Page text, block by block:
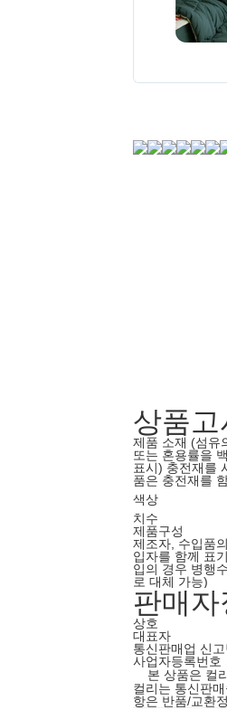
상품고
제품 소재 (섬유
또는 혼용률을
표시) 충전재를
품은 충전재를
색상
치수
제품구성
제조자, 수입품
입자를 함께 표
입의 경우 병행
로 대체 가능)
판매자
상호
대표자
통신판매업 신
사업자등록번호
본 상품은 컬
컬리는 통신판
항은 반품/교환